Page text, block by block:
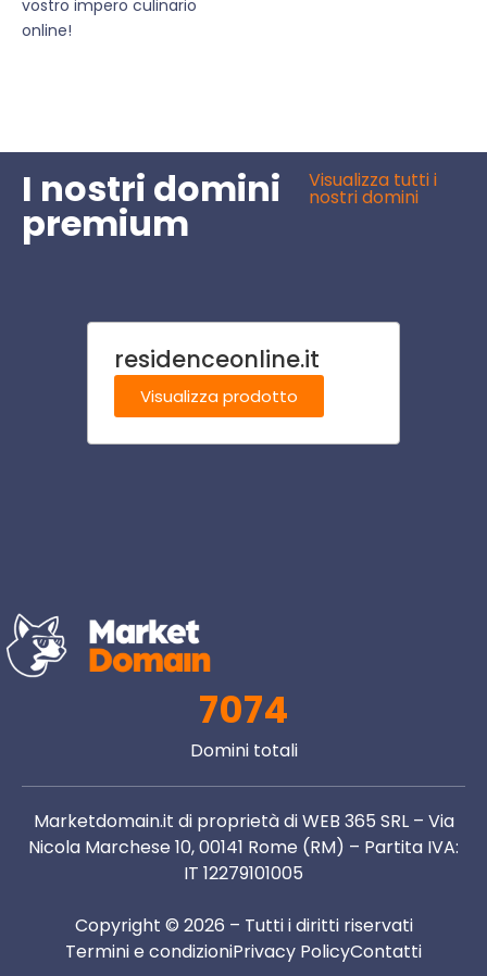
vostro impero culinario
online!
I nostri domini
premium
Visualizza tutti i
nostri domini
residenceonline.it
Visualizza prodotto
7074
Domini totali
Marketdomain.it di proprietà di WEB 365 SRL – Via
Nicola Marchese 10, 00141 Rome (RM) – Partita IVA:
IT 12279101005
Copyright © 2026 – Tutti i diritti riservati
Termini e condizioniPrivacy PolicyContatti